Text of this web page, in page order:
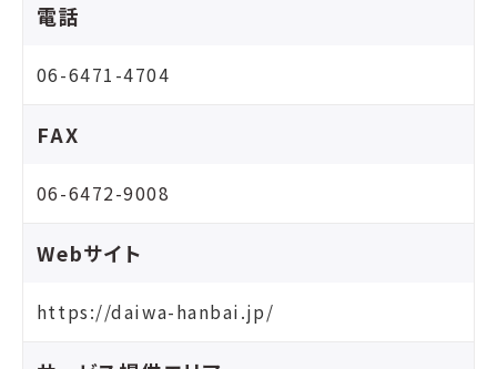
電話
06-6471-4704
FAX
06-6472-9008
Webサイト
https://daiwa-hanbai.jp/